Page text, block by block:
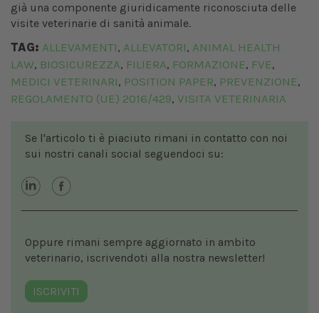
già una componente giuridicamente riconosciuta delle
visite veterinarie di sanità animale.
TAG: ALLEVAMENTI, ALLEVATORI, ANIMAL HEALTH
LAW, BIOSICUREZZA, FILIERA, FORMAZIONE, FVE,
MEDICI VETERINARI, POSITION PAPER, PREVENZIONE,
REGOLAMENTO (UE) 2016/429, VISITA VETERINARIA
Se l'articolo ti è piaciuto rimani in contatto con noi
sui nostri canali social seguendoci su:
Oppure rimani sempre aggiornato in ambito
veterinario, iscrivendoti alla nostra newsletter!
ISCRIVITI